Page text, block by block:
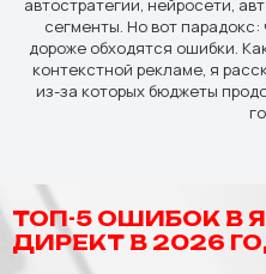
автостратегии, нейросети,
сегменты. Но вот
дороже обходятся ошибки.
контекстной рекламе, я
из-за которых бюджеты
ТОП-5 ОШИБОК В
ДИРЕКТ В 2026